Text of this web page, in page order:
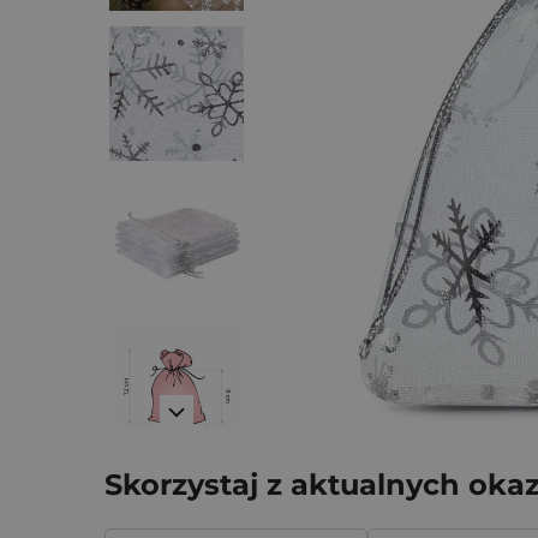
Skorzystaj z aktualnych